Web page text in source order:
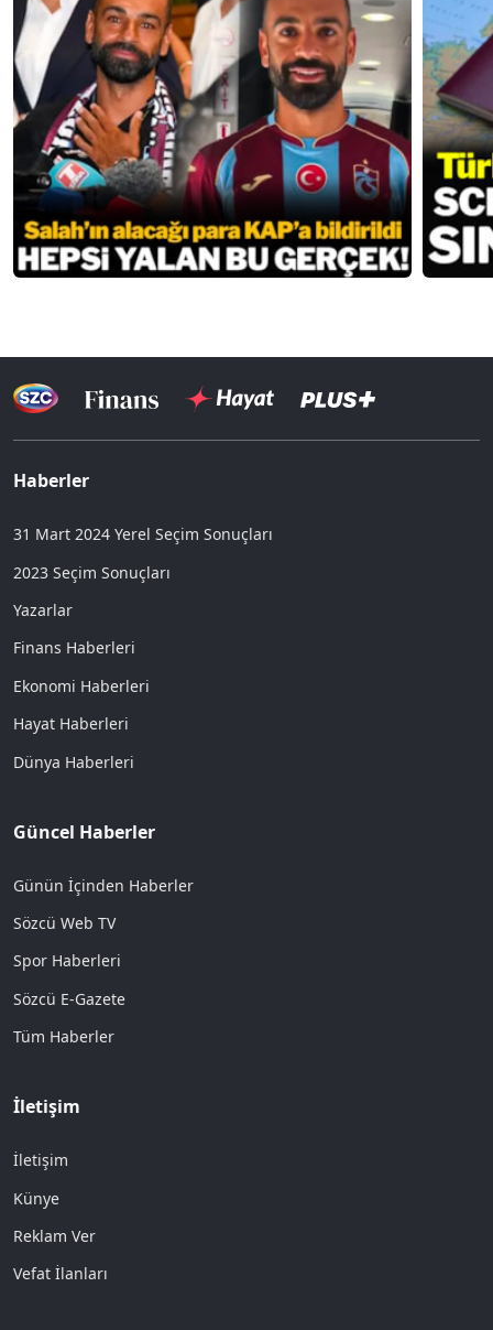
Haberler
31 Mart 2024 Yerel Seçim Sonuçları
2023 Seçim Sonuçları
Yazarlar
Finans Haberleri
Ekonomi Haberleri
Hayat Haberleri
Dünya Haberleri
Güncel Haberler
Günün İçinden Haberler
Sözcü Web TV
Spor Haberleri
Sözcü E-Gazete
Tüm Haberler
İletişim
İletişim
Künye
Reklam Ver
Vefat İlanları